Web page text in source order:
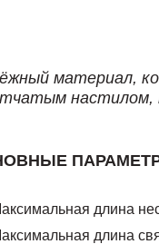
материал,
настилом,
длина
длина